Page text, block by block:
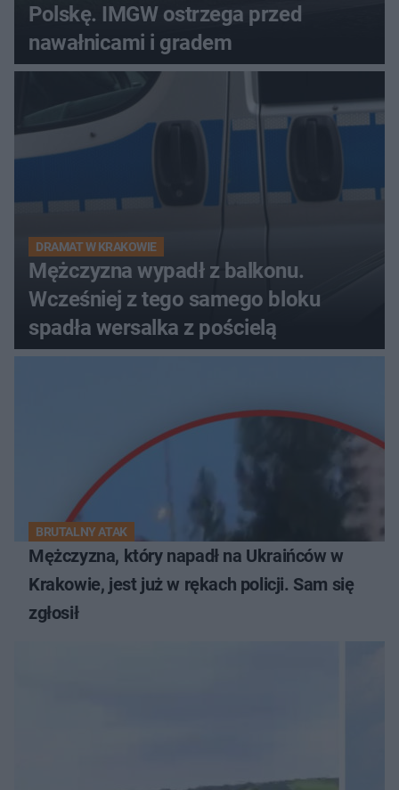
Polskę. IMGW ostrzega przed
nawałnicami i gradem
DRAMAT W KRAKOWIE
Mężczyzna wypadł z balkonu.
Wcześniej z tego samego bloku
spadła wersalka z pościelą
BRUTALNY ATAK
Mężczyzna, który napadł na Ukraińców w
Krakowie, jest już w rękach policji. Sam się
zgłosił